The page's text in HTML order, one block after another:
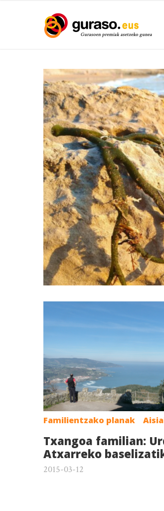
Familientzako planak
Txangoa familian:
Atxarreko
2015-03-12